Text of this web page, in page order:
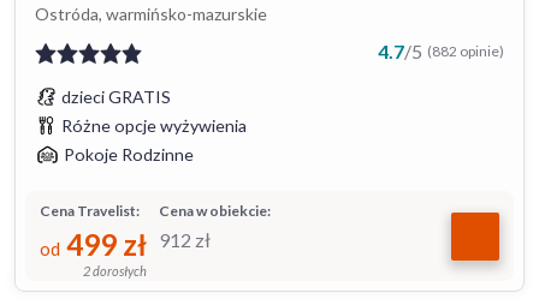
Ostróda, warmińsko-mazurskie
4.7/5 (882 opinie)
dzieci GRATIS
Różne opcje wyżywienia
Pokoje Rodzinne
Cena w obiekcie:
912 zł
Cena Travelist:
od 499 zł
2 dorosłych